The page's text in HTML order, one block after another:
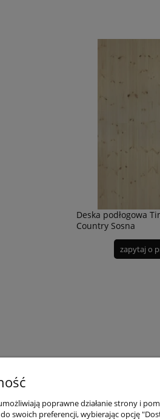
Deska podłogowa
Country Sosna
zapytaj o
naszympoprawne działanie strony i
swoich preferencji, wybierając opcję